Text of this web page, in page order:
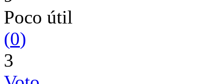
Poco útil
(0)
3